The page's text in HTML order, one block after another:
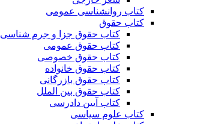
کتاب روانشناسی عمومی
کتاب حقوق
کتاب حقوق جزا و جرم شناسی
کتاب حقوق عمومی
کتاب حقوق خصوصی
کتاب حقوق خانواده
کتاب حقوق بازرگانی
کتاب حقوق بین الملل
کتاب آیین دادرسی
کتاب علوم سیاسی